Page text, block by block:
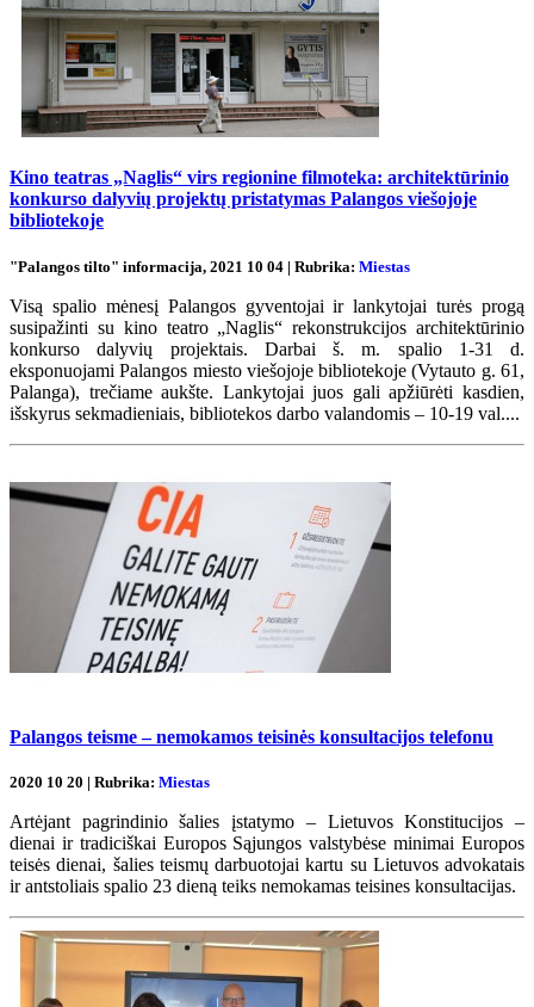
Kino teatras „Naglis“ virs regionine filmoteka: architektūrinio
konkurso dalyvių projektų pristatymas Palangos viešojoje
bibliotekoje
"Palangos tilto" informacija, 2021 10 04 | Rubrika: Miestas
Visą spalio mėnesį Palangos gyventojai ir lankytojai turės progą
susipažinti su kino teatro „Naglis“ rekonstrukcijos architektūrinio
konkurso dalyvių projektais. Darbai š. m. spalio 1-31 d.
eksponuojami Palangos miesto viešojoje bibliotekoje (Vytauto g. 61,
Palanga), trečiame aukšte. Lankytojai juos gali apžiūrėti kasdien,
išskyrus sekmadieniais, bibliotekos darbo valandomis – 10-19 val....
Palangos teisme – nemokamos teisinės konsultacijos telefonu
2020 10 20 | Rubrika: Miestas
Artėjant pagrindinio šalies įstatymo – Lietuvos Konstitucijos –
dienai ir tradiciškai Europos Sąjungos valstybėse minimai Europos
teisės dienai, šalies teismų darbuotojai kartu su Lietuvos advokatais
ir antstoliais spalio 23 dieną teiks nemokamas teisines konsultacijas.